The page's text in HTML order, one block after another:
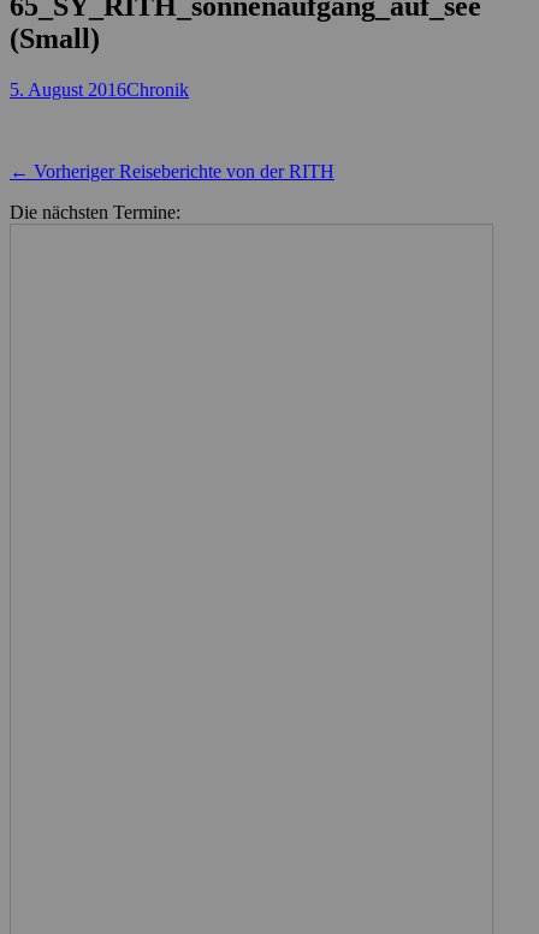
(Small)
Posted
5. August 2016Autor
Chronik
Beitragsnavigation
← Vorheriger Vorheriger
Reiseberichte von der RITH
Die nächsten Termine: